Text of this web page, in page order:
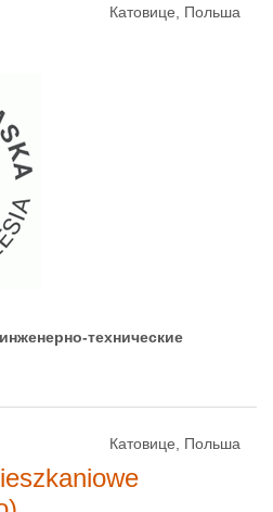
Катовице, Польша
инженерно-техническиe
Катовице, Польша